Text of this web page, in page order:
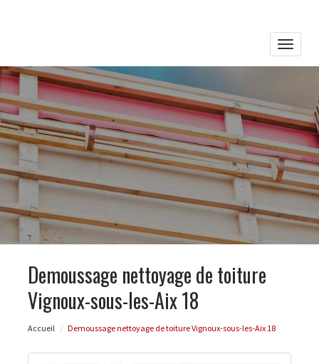
Toggle
Demoussage nettoyage de toiture
Vignoux-sous-les-Aix 18
Accueil Demoussage nettoyage de toiture Vignoux-sous-les-Aix 18